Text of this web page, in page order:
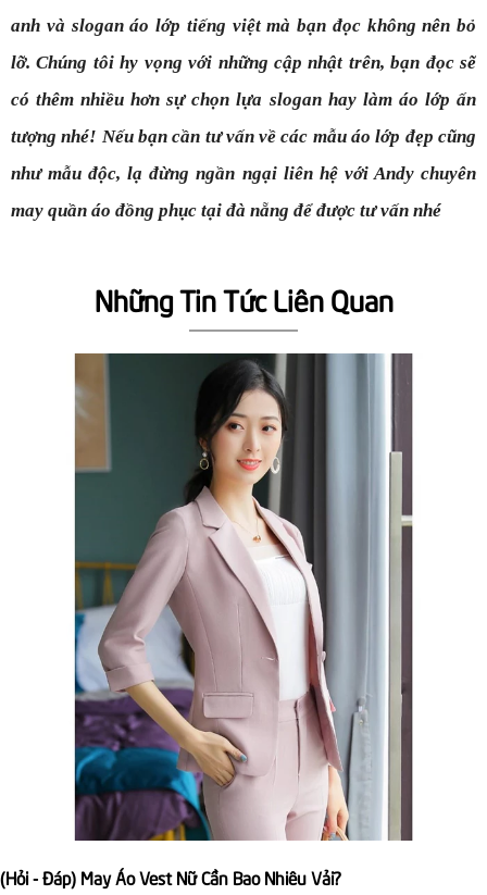
anh và slogan áo lớp tiếng việt mà bạn đọc không nên bỏ
lỡ. Chúng tôi hy vọng với những cập nhật trên, bạn đọc sẽ
có thêm nhiều hơn sự chọn lựa slogan hay làm áo lớp ấn
tượng nhé! Nếu bạn cần tư vấn về các mẫu áo lớp đẹp cũng
như mẫu độc, lạ đừng ngần ngại liên hệ với Andy chuyên
may quần áo đồng phục tại đà nẵng để được tư vấn nhé
Những Tin Tức Liên Quan
(Hỏi - Đáp) May Áo Vest Nữ Cần Bao Nhiêu Vải?